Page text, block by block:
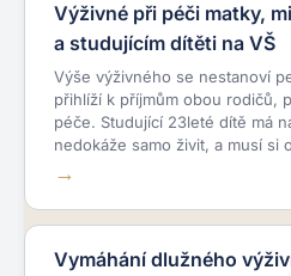
Výživné při péči matky,
a studujícím dítěti na VŠ
Výše výživného se nestanoví
přihlíží k příjmům obou rodičů,
péče. Studující 23leté dítě má
nedokáže samo živit, a musí si
Vymáhání dlužného